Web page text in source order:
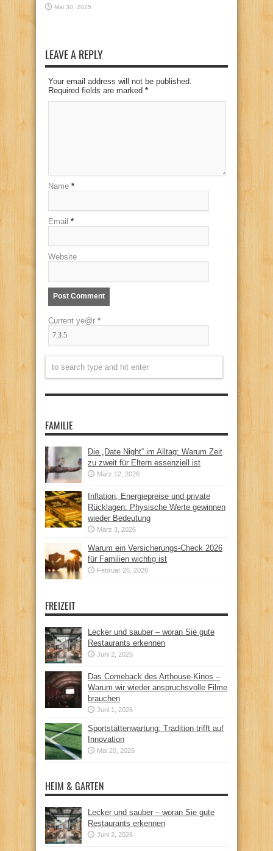
Mai 30, 2025
LEAVE A REPLY
Your email address will not be published.
Required fields are marked *
Name *
Email *
Website
Current ye@r *
FAMILIE
Die „Date Night“ im Alltag: Warum Zeit
zu zweit für Eltern essenziell ist
März 12, 2026
Inflation, Energiepreise und private
Rücklagen: Physische Werte gewinnen
wieder Bedeutung
März 3, 2026
Warum ein Versicherungs-Check 2026
für Familien wichtig ist
Februar 26, 2026
FREIZEIT
Lecker und sauber – woran Sie gute
Restaurants erkennen
Juni 2, 2026
Das Comeback des Arthouse-Kinos –
Warum wir wieder anspruchsvolle Filme
brauchen
Juni 1, 2026
Sportstättenwartung: Tradition trifft auf
Innovation
Mai 20, 2026
HEIM & GARTEN
Lecker und sauber – woran Sie gute
Restaurants erkennen
Juni 2, 2026